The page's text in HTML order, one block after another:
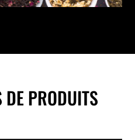
DE PRODUITS